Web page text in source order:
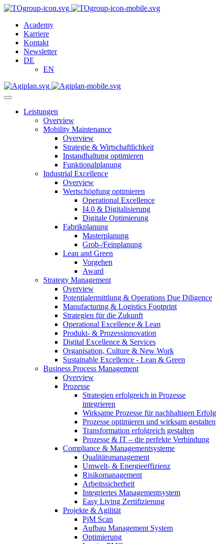
Academy
Karriere
Kontakt
Newsletter
DE
EN
Leistungen
Overview
Mobility Maintenance
Overview
Strategie & Wirtschaftlichkeit
Instandhaltung optimieren
Funktionalplanung
Industrial Excellence
Overview
Wertschöpfung optimieren
Operational Excellence
I4.0 & Digitalisierung
Digitale Optimierung
Fabrikplanung
Masterplanung
Grob-/Feinplanung
Lean and Green
Vorgehen
Award
Strategy Management
Overview
Potentialermittlung & Operations Due Diligence
Manufacturing & Logistics Footprint
Strategien für die Zukunft
Operational Excellence & Lean
Produkt- & Prozessinnovation
Digital Excellence & Services
Organisation, Culture & New Work
Sustainable Excellence - Lean & Green
Business Process Management
Overview
Prozesse
Strategien erfolgreich in Prozesse
integrieren
Wirksame Prozesse für nachhaltigen Erfolg​
Prozesse optimieren und wirksam gestalten
Transformation erfolgreich gestalten
Prozesse & IT – die perfekte Verbindung
Compliance & Managementsysteme
Qualitätsmanagement
Umwelt- & Energieeffizienz
Risikomanagement
Arbeitssicherheit
Integriertes Managementsystem
Easy Living Zertifizierung
Projekte & Agilität
PjM Scan
Aufbau Management System
Optimierung